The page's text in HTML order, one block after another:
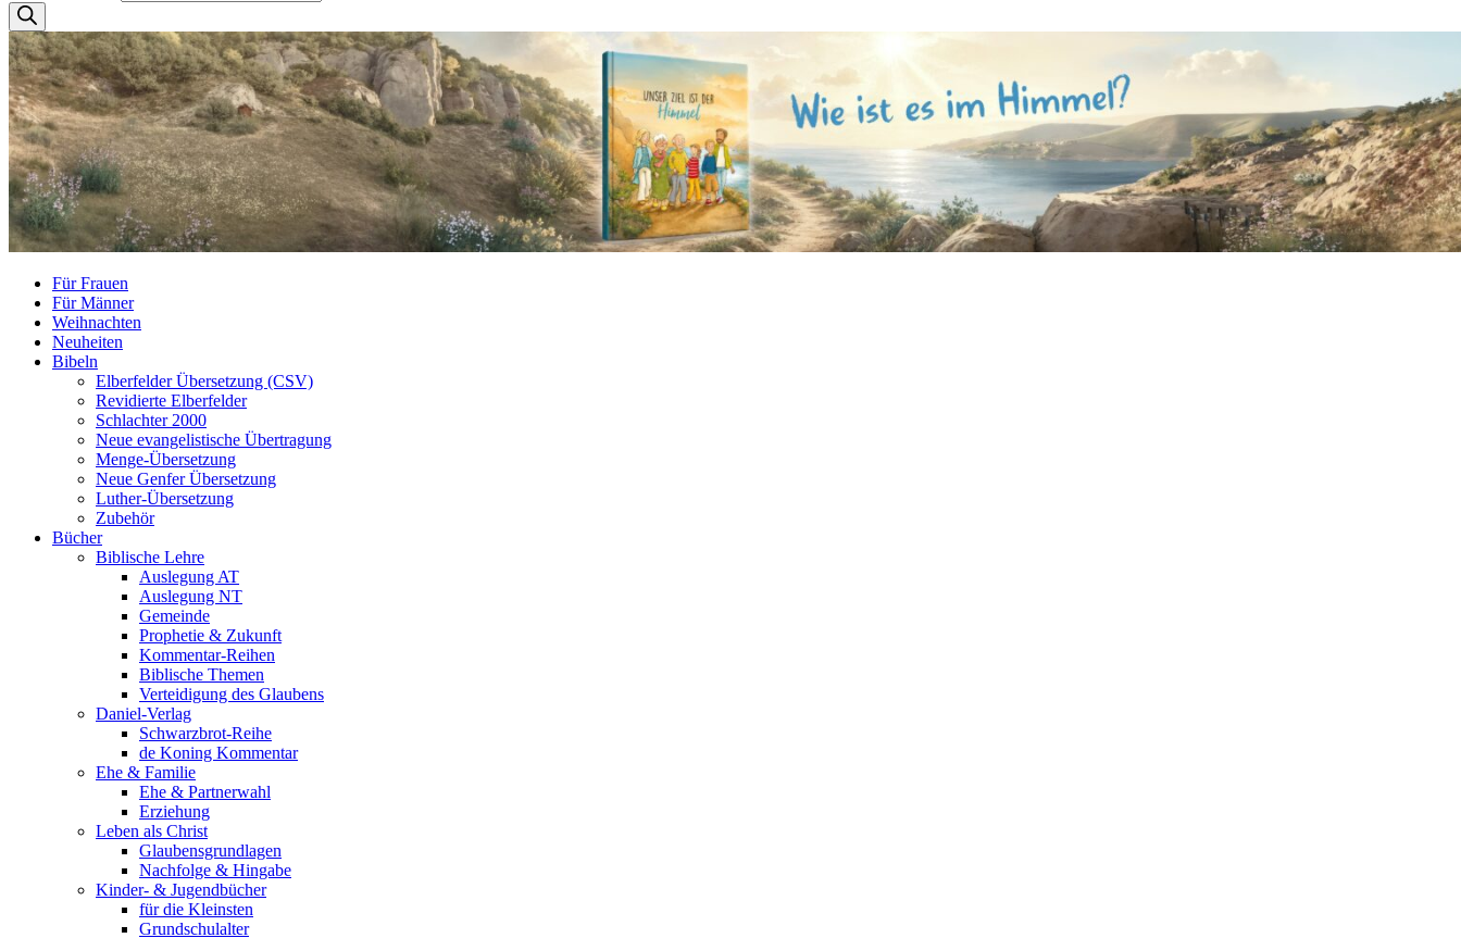
Für Frauen
Für Männer
Weihnachten
Neuheiten
Bibeln
Elberfelder Übersetzung (CSV)
Revidierte Elberfelder
Schlachter 2000
Neue evangelistische Übertragung
Menge-Übersetzung
Neue Genfer Übersetzung
Luther-Übersetzung
Zubehör
Bücher
Biblische Lehre
Auslegung AT
Auslegung NT
Gemeinde
Prophetie & Zukunft
Kommentar-Reihen
Biblische Themen
Verteidigung des Glaubens
Daniel-Verlag
Schwarzbrot-Reihe
de Koning Kommentar
Ehe & Familie
Ehe & Partnerwahl
Erziehung
Leben als Christ
Glaubensgrundlagen
Nachfolge & Hingabe
Kinder- & Jugendbücher
für die Kleinsten
Grundschulalter